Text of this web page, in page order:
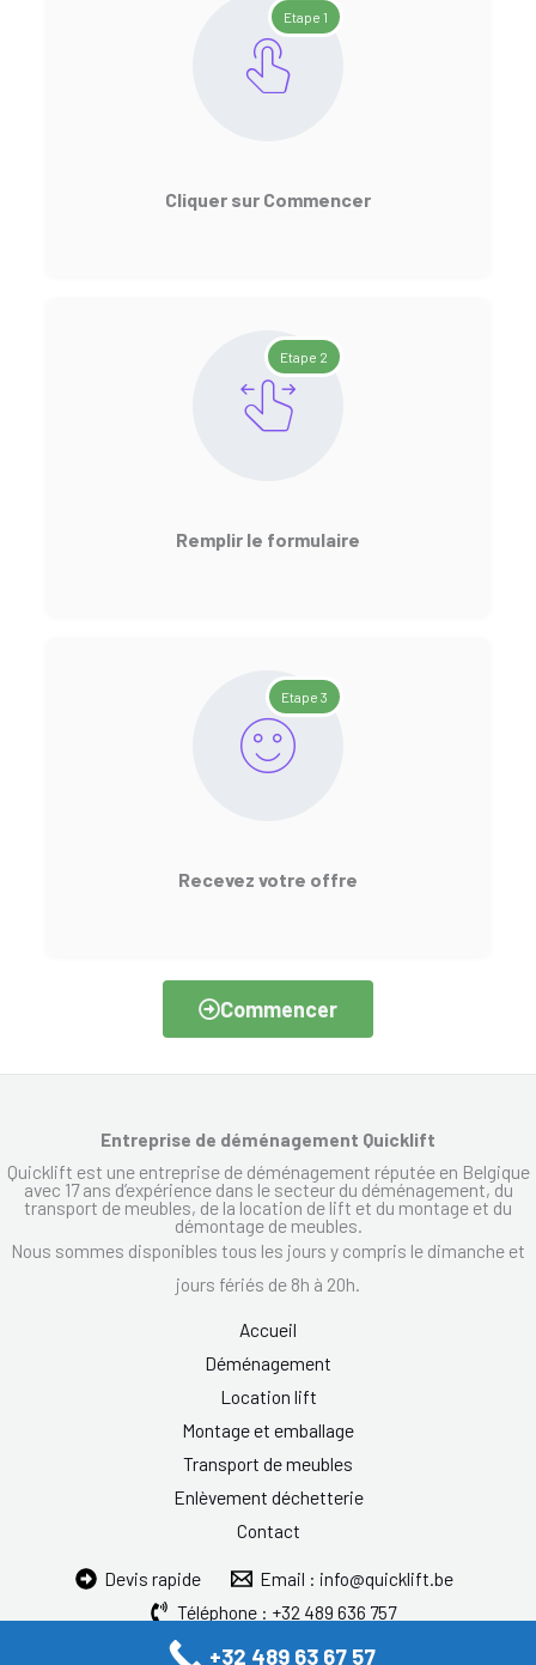
Etape 1
Cliquer sur Commencer
Etape 2
Remplir le formulaire
Etape 3
Recevez votre offre
Commencer
Entreprise de déménagement Quicklift
Quicklift est une entreprise de déménagement réputée en Belgique
avec 17 ans d’expérience dans le secteur du déménagement, du
transport de meubles, de la location de lift et du montage et du
démontage de meubles.
Nous sommes disponibles tous les jours y compris le dimanche et
jours fériés de 8h à 20h.
Accueil
Déménagement
Location lift
Montage et emballage
Transport de meubles
Enlèvement déchetterie
Contact
Devis rapide
Email : info@quicklift.be
Téléphone : +32 489 636 757
+32 489 63 67 57